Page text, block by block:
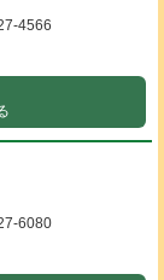
4566
6080